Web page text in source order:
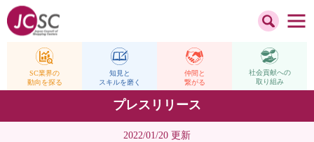
SC業界の
動向を探る
知見と
スキルを磨く
仲間と
繋がる
社会貢献への
取り組み
プレスリリース
2022/01/20 更新